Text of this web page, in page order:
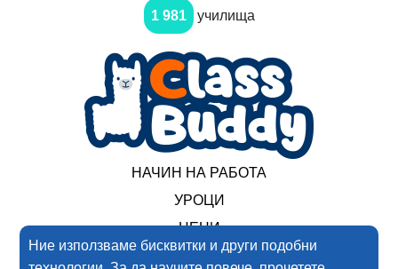
Ние използваме бисквитки и други подобни
1 981 училища
НАЧИН НА РАБОТА
УРОЦИ
ЦЕНИ